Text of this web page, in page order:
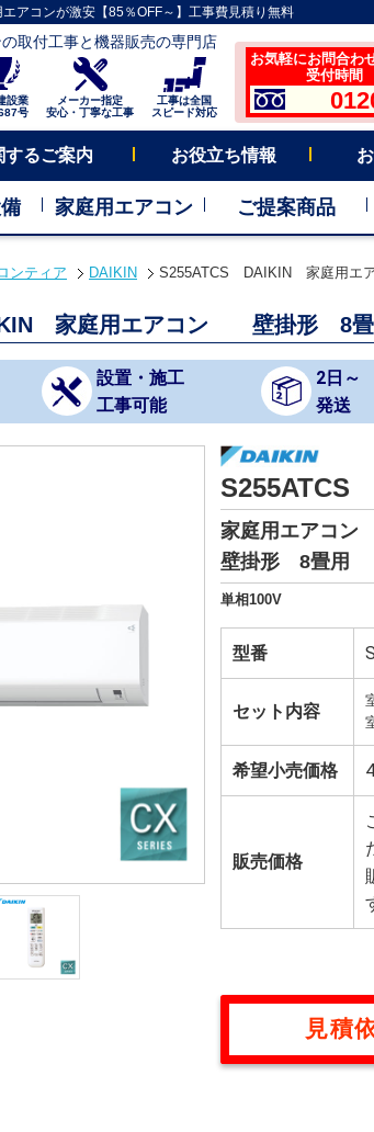
エアコンが激安【85％OFF～】工事費見積り無料
取付工事と機器販売の専門店
設業
号
メーカー指定
安心・丁寧な工事
工事は全国
スピード対応
お気軽にお問合わ
受付時間
するご案内 お役立ち情報
家庭用エアコン ご提案商品
ンティア DAIKIN S255ATCS DAIKIN 家庭用
家庭用エアコン 壁掛形 8
設置・施工
工事可能
2日～
発送
S255ATCS
家庭用エアコン
壁掛形 8畳用
単相100V
型番
セット内容
希望小売価格
販売価格
見積